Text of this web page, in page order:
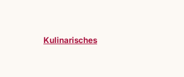
Kulinarisches